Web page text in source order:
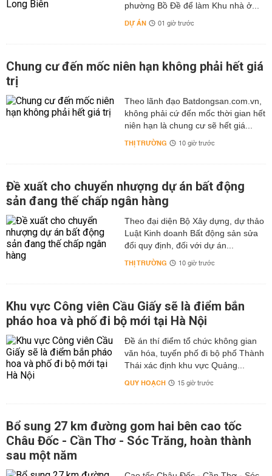
phường Bồ Đề để làm Khu nhà ở...
DỰ ÁN 01 giờ trước
Chung cư đến mốc niên hạn không phải hết giá
trị
Theo lãnh đạo Batdongsan.com.vn,
không phải cứ đến mốc thời gian hết
niên hạn là chung cư sẽ hết giá...
THỊ TRƯỜNG 10 giờ trước
Đề xuất cho chuyển nhượng dự án bất động
sản đang thế chấp ngân hàng
Theo đại diện Bộ Xây dựng, dự thảo
Luật Kinh doanh Bất động sản sửa
đổi quy định, đối với dự án...
THỊ TRƯỜNG 10 giờ trước
Khu vực Công viên Cầu Giấy sẽ là điểm bắn
pháo hoa và phố đi bộ mới tại Hà Nội
Đề án thí điểm tổ chức không gian
văn hóa, tuyến phố đi bộ phố Thành
Thái xác định khu vực Quảng...
QUY HOẠCH 15 giờ trước
Bổ sung 27 km đường gom hai bên cao tốc
Châu Đốc - Cần Thơ - Sóc Trăng, hoàn thành
sau một năm